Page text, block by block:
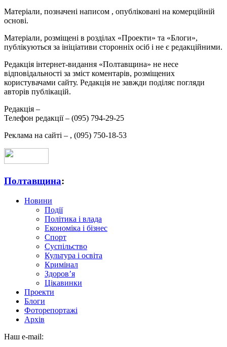
Матеріали, позначені написом , опубліковані на комерційній
основі.
Матеріали, розміщені в розділах «Проекти» та «Блоги»,
публікуються за ініціативи сторонніх осіб і не є редакційними.
Редакція інтернет-видання «Полтавщина» не несе
відповідальності за зміст коментарів, розміщених
користувачами сайту. Редакція не завжди поділяє погляди
авторів публікацій.
Редакція –
Телефон редакції – (095) 794-29-25
Реклама на сайті – , (095) 750-18-53
Полтавщина:
Новини
Події
Політика і влада
Економіка і бізнес
Спорт
Суспільство
Культура і освіта
Кримінал
Здоров’я
Цікавинки
Проекти
Блоги
Фоторепортажі
Архів
Наш e-mail: